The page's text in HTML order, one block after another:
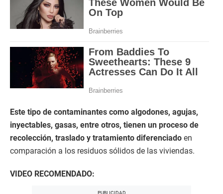
Este tipo de contaminantes como algodones, agujas,
inyectables, gasas, entre otros, tienen un proceso de
recolección, traslado y tratamiento diferenciado en
comparación a los residuos sólidos de las viviendas.
VIDEO RECOMENDADO: